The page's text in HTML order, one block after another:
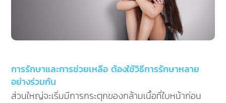
การรักษาและการช่วยเหลือ ต้องใช้วิธีการรักษาหลาย
อย่างร่วมกัน
ส่วนใหญ่จะเริ่มมีการกระตุกของกล้ามเนื้อที่ใบหน้าก่อน